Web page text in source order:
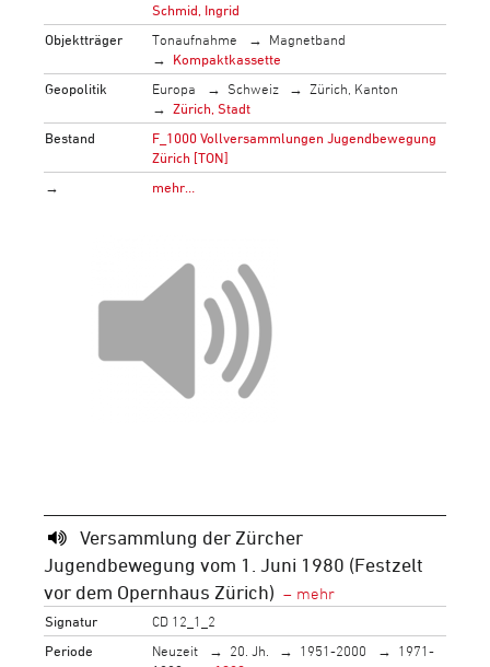
Schmid, Ingrid
Objektträger
Tonaufnahme
Magnetband
Kompaktkassette
Geopolitik
Europa Schweiz
Zürich, Kanton
Zürich, Stadt
Bestand
F_1000 Vollversammlungen Jugendbewegung
Zürich [TON]
→
mehr…
Versammlung der Zürcher
Jugendbewegung vom 1. Juni 1980 (Festzelt
vor dem Opernhaus Zürich)
Signatur
CD 12_1_2
Periode
Neuzeit 20. Jh. 1951-2000
1971-